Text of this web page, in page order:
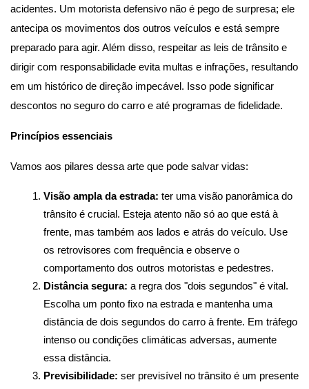
acidentes. Um motorista defensivo não é pego de surpresa; ele
antecipa os movimentos dos outros veículos e está sempre
preparado para agir. Além disso, respeitar as leis de trânsito e
dirigir com responsabilidade evita multas e infrações, resultando
em um histórico de direção impecável. Isso pode significar
descontos no seguro do carro e até programas de fidelidade.
Princípios essenciais
Vamos aos pilares dessa arte que pode salvar vidas:
Visão ampla da estrada: ter uma visão panorâmica do
trânsito é crucial. Esteja atento não só ao que está à
frente, mas também aos lados e atrás do veículo. Use
os retrovisores com frequência e observe o
comportamento dos outros motoristas e pedestres.
Distância segura: a regra dos "dois segundos" é vital.
Escolha um ponto fixo na estrada e mantenha uma
distância de dois segundos do carro à frente. Em tráfego
intenso ou condições climáticas adversas, aumente
essa distância.
Previsibilidade: ser previsível no trânsito é um presente